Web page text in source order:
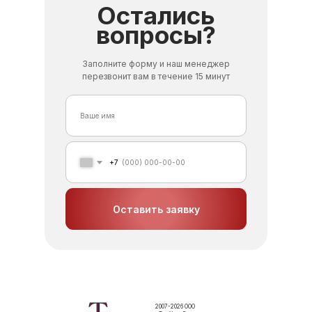
2007-2026 ООО
Остались
вопросы?
Заполните форму и наш менеджер
перезвонит вам в течение 15 минут
+7
Оставить заявку